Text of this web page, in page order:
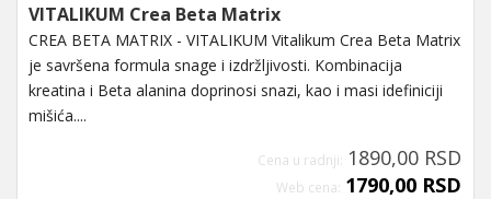
VITALIKUM Crea Beta Matrix
CREA BETA MATRIX - VITALIKUM Vitalikum Crea Beta Matrix
je savršena formula snage i izdržljivosti. Kombinacija
kreatina i Beta alanina doprinosi snazi, kao i masi idefiniciji
mišića....
Cena u radnji: 1890,00 RSD
Web cena: 1790,00 RSD